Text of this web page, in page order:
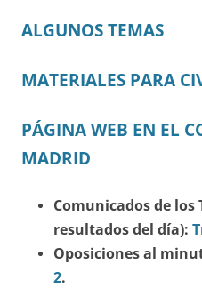
ALGUNOS TEMAS
MATERIALES PARA
PÁGINA WEB EN EL
MADRID
Comunicados de los
resultados del día):
Oposiciones al
2.